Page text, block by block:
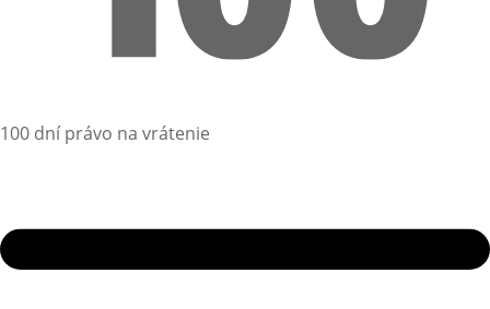
100 dní právo na vrátenie